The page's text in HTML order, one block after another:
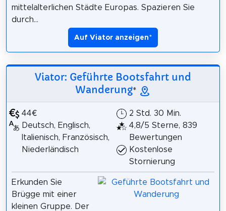
mittelalterlichen Städte Europas. Spazieren Sie
durch...
Auf Viator anzeigen*
Viator: Geführte Bootsfahrt und
Wanderung*
44€
Deutsch, Englisch,
Italienisch, Französisch,
Niederländisch
2 Std. 30 Min.
4,8/5 Sterne, 839
Bewertungen
Kostenlose
Stornierung
Erkunden Sie
Brügge mit einer
kleinen Gruppe. Der